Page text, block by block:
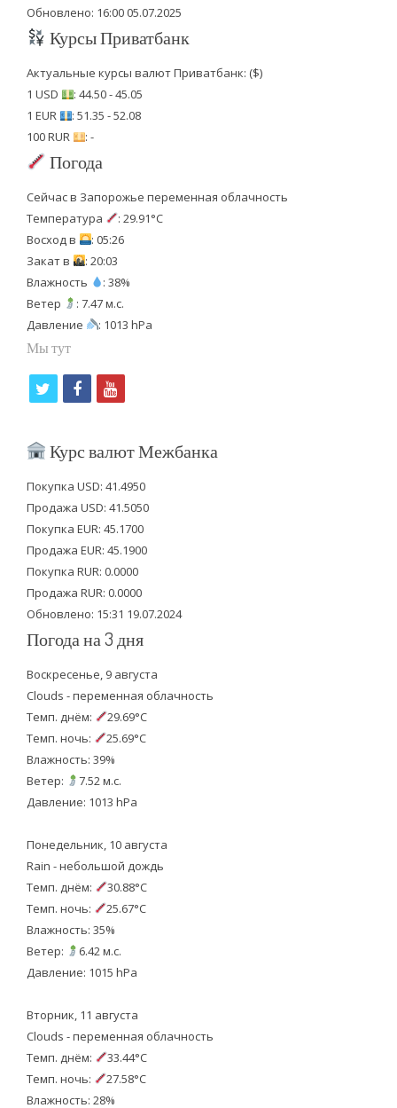
Обновлено: 16:00 05.07.2025
Курсы Приватбанк
Актуальные курсы валют Приватбанк: ($)
1 USD
: 44.50 - 45.05
1 EUR
: 51.35 - 52.08
100 RUR
: -
Погода
Сейчас в Запорожье переменная облачность
Температура
: 29.91°C
Восход в
: 05:26
Закат в
: 20:03
Влажность
: 38%
Ветер
: 7.47 м.с.
Давление
: 1013 hPa
Мы тут
i
t
e
r
f
b
o
o
k
y
u
b
e
Курс валют Межбанка
Покупка USD: 41.4950
Продажа USD: 41.5050
Покупка EUR: 45.1700
Продажа EUR: 45.1900
Покупка RUR: 0.0000
Продажа RUR: 0.0000
Обновлено: 15:31 19.07.2024
Погода на 3 дня
Воскресенье, 9 августа
Clouds - переменная облачность
Темп. днём:
29.69°C
Темп. ночь:
25.69°C
Влажность: 39%
Ветер:
7.52 м.с.
Давление: 1013 hPa
Понедельник, 10 августа
Rain - небольшой дождь
Темп. днём:
30.88°C
Темп. ночь:
25.67°C
Влажность: 35%
Ветер:
6.42 м.с.
Давление: 1015 hPa
Вторник, 11 августа
Clouds - переменная облачность
Темп. днём:
33.44°C
Темп. ночь:
27.58°C
Влажность: 28%